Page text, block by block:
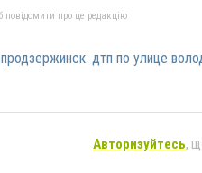
повідомити про це редакцію
дтп по улице
Авторизуйтесь,